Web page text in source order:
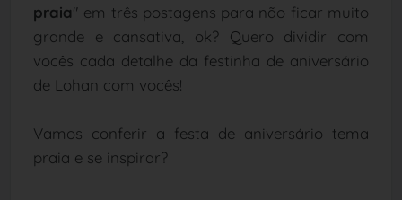
praia" em três postagens para não ficar muito
grande e cansativa, ok? Quero dividir com
vocês cada detalhe da festinha de aniversário
de Lohan com vocês!
Vamos conferir a festa de aniversário tema
praia e se inspirar?